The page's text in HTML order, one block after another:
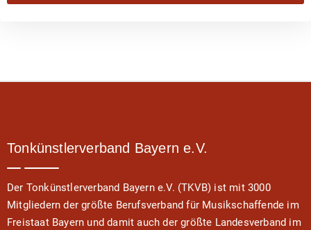
Tonkünstlerverband Bayern e.V.
Der Tonkünstlerverband Bayern e.V. (TKVB) ist mit 3000
Mitgliedern der größte Berufsverband für Musikschaffende im
Freistaat Bayern und damit auch der größte Landesverband im